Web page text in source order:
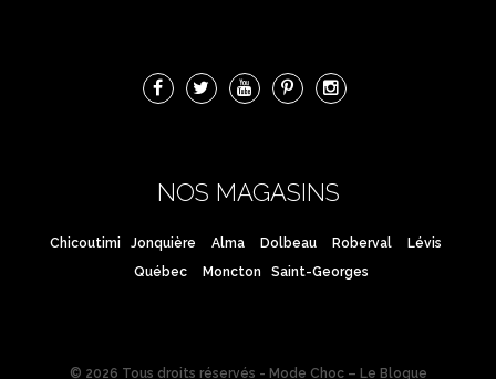
NOS MAGASINS
Chicoutimi Jonquière Alma Dolbeau Roberval
Lévis
Québec
Moncton Saint-Georges
© 2026 Tous droits réservés - Mode Choc – Le Blogue